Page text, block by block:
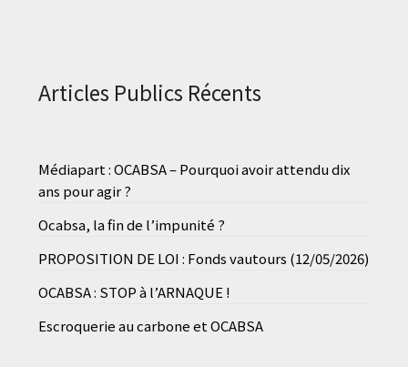
Articles Publics Récents
Médiapart : OCABSA – Pourquoi avoir attendu dix
ans pour agir ?
Ocabsa, la fin de l’impunité ?
PROPOSITION DE LOI : Fonds vautours (12/05/2026)
OCABSA : STOP à l’ARNAQUE !
Escroquerie au carbone et OCABSA